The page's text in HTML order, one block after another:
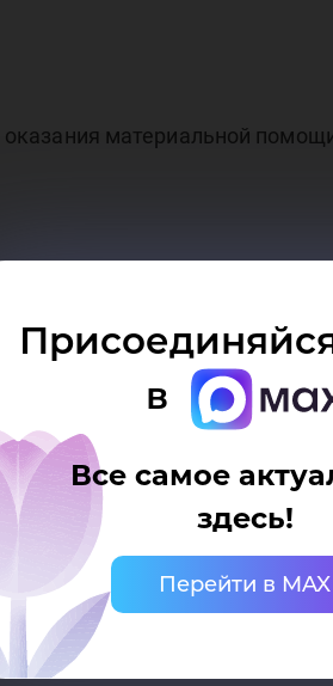
в
Все самое
здесь!
Перейти в MAX
материальной
в разделе
указанных проектов.
договора ФГБОУ
на адрес эл.